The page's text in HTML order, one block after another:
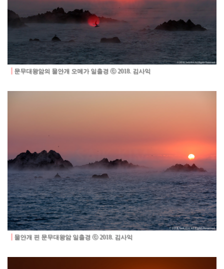
문무대왕암의 물안개 오메가 일출경 ⓒ 2018. 김사익
물안개 핀 문무대왕암 일출경 ⓒ 2018. 김사익